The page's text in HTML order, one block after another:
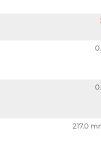
217.0